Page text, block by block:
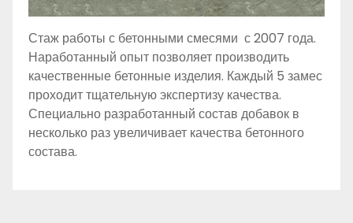
Стаж работы с бетонными смесями с 2007 года.
Наработанный опыт позволяет производить
качественные бетонные изделия. Каждый 5 замес
проходит тщательную экспертизу качества.
Специально разработанный состав добавок в
несколько раз увеличивает качества бетонного
состава.